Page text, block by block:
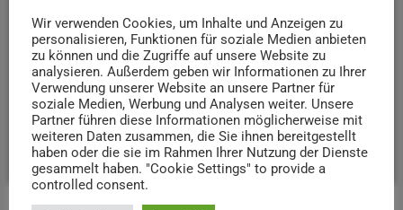
Messepark!
Das Trier Music Festival (TMF) - ist zurück!
Am
Samstag, 22. März wird im Messepark ordentlich
Stimmung gemacht - und zwar mit hotten DJs
Und das erwartet euch...
today 20. MÄRZ 2025 99
Wir verwenden Cookies, um Inhalte und Anzeigen zu
personalisieren, Funktionen für soziale Medien anbieten
zu können und die Zugriffe auf unsere Website zu
analysieren. Außerdem geben wir Informationen zu Ihrer
Verwendung unserer Website an unsere Partner für
soziale Medien, Werbung und Analysen weiter. Unsere
Partner führen diese Informationen möglicherweise mit
weiteren Daten zusammen, die Sie ihnen bereitgestellt
haben oder die sie im Rahmen Ihrer Nutzung der Dienste
gesammelt haben. "Cookie Settings" to provide a
controlled consent.